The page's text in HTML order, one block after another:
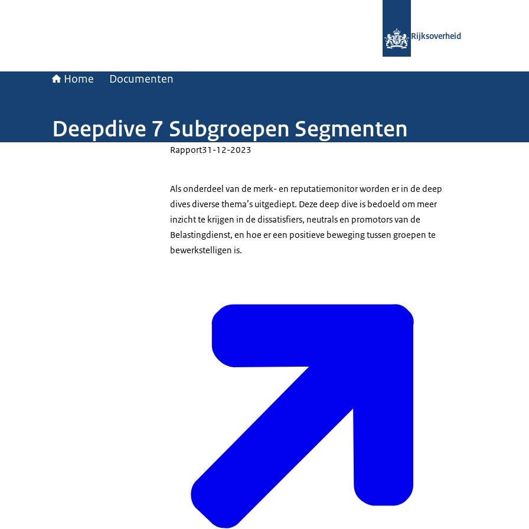
Rijksoverheid
Home Documenten
Deepdive 7 Subgroepen Segmenten
Rapport31-12-2023
Als onderdeel van de merk- en reputatiemonitor worden er in de deep
dives diverse thema’s uitgediept. Deze deep dive is bedoeld om meer
inzicht te krijgen in de dissatisfiers, neutrals en promotors van de
Belastingdienst, en hoe er een positieve beweging tussen groepen te
bewerkstelligen is.